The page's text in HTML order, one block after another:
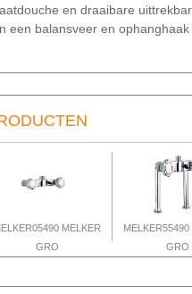
en draaibare
een balansveer en
MELKER
GRO
MELKER55490
GRO